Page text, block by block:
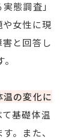
態調査」
女性に現
と回答し
の変化に
基礎体温
。また、